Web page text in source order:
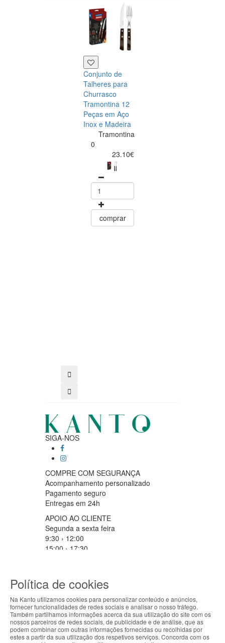
Conjunto de
Talheres para
Churrasco
Tramontina 12
Peças em Aço
Inox e Madeira
Tramontina
0
23.10€
comprar
SIGA-NOS
COMPRE COM SEGURANÇA
Acompanhamento personalizado
Pagamento seguro
Entregas em 24h
APOIO AO CLIENTE
Segunda a sexta feira
9:30 › 12:00
15:00 › 17:30
MÉTODOS DE PAGAMENTO
ABOUT THE COOKIES
Kanto handles information about your visit using
cookies that improve the performance of the
Política de cookies
Na Kanto utilizamos cookies para personalizar conteúdo e anúncios,
fornecer funcionalidades de redes sociais e analisar o nosso tráfego.
Também partilhamos informações acerca da sua utilização do site com os
nossos parceiros de redes sociais, de publicidade e de análise, que as
podem combinar com outras informações fornecidas ou recolhidas por
estes a partir da sua utilização dos respetivos serviços. Concorda com os